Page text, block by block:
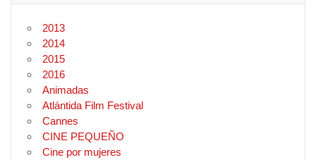
2013
2014
2015
2016
Animadas
Atlántida Film Festival
Cannes
CINE PEQUEÑO
Cine por mujeres